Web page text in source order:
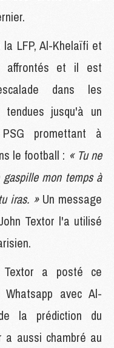
LFP, Al-Khelaïfi et
affrontés et il est
dans les
jusqu'à un
promettant à
le football : « Tu ne
mon temps à
iras. » Un message
Textor l'a utilisé
Textor a posté ce
avec Al-
la prédiction du
a aussi chambré au